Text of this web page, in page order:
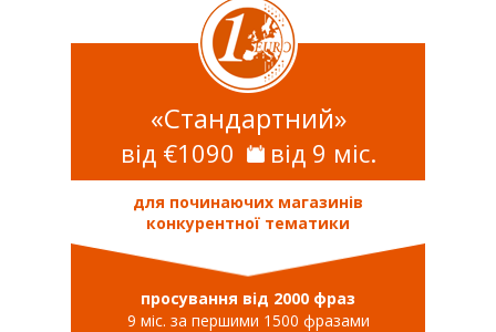
«Стандартний»
від €1090 від 9 міс.
для починаючих магазинів
конкурентної тематики
просування від 2000 фраз
9 міс. за першими 1500 фразами